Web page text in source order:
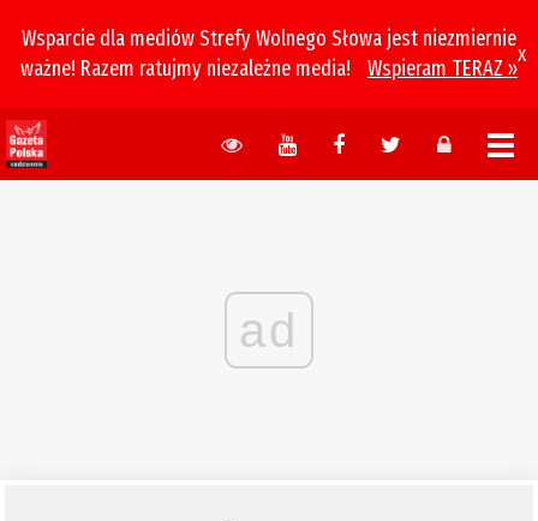
Wsparcie dla mediów Strefy Wolnego Słowa jest niezmiernie
ważne! Razem ratujmy niezależne media!
Wspieram TERAZ »
x
ad